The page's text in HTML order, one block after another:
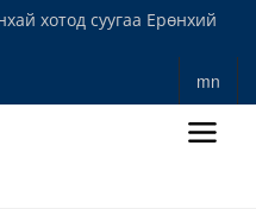
хотод суугаа Ерөнхий
mn